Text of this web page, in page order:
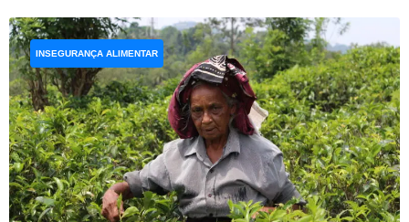
INSEGURANÇA ALIMENTAR